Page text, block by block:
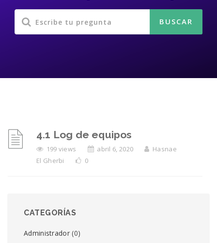
4.1 Log de equipos
199 views abril 6, 2020
Hasnae
El Gherbi
0
CATEGORÍAS
Administrador(0)